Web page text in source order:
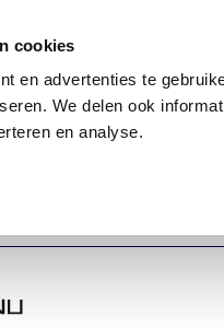
cookies
en advertenties te
We delen ook
en analyse.